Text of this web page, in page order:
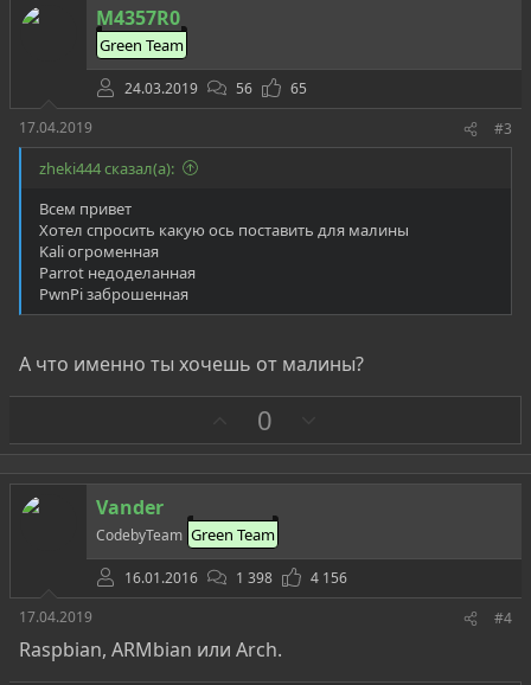
M4357R0
Green Team
24.03.2019 56
65
17.04.2019
#3
zheki444 сказал(а):
Всем привет
Хотел спросить какую ось поставить для малины
Kali огроменная
Parrot недоделанная
PwnPi заброшенная
А что именно ты хочешь от малины?
а
0
р
о
Vander
CodebyTeam Green Team
16.01.2016 1 398
4 156
17.04.2019
#4
Raspbian, ARMbian или Arch.